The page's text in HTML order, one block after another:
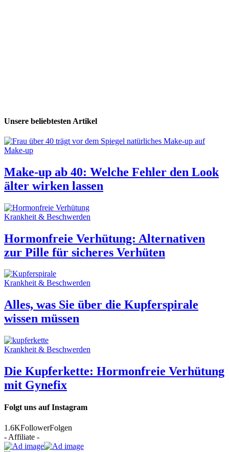
Unsere beliebtesten Artikel
Make-up
Make-up ab 40: Welche Fehler den Look
älter wirken lassen
Krankheit & Beschwerden
Hormonfreie Verhütung: Alternativen
zur Pille für sicheres Verhüten
Krankheit & Beschwerden
Alles, was Sie über die Kupferspirale
wissen müssen
Krankheit & Beschwerden
Die Kupferkette: Hormonfreie Verhütung
mit Gynefix
Folgt uns auf Instagram
1.6KFollowerFolgen
- Affiliate -